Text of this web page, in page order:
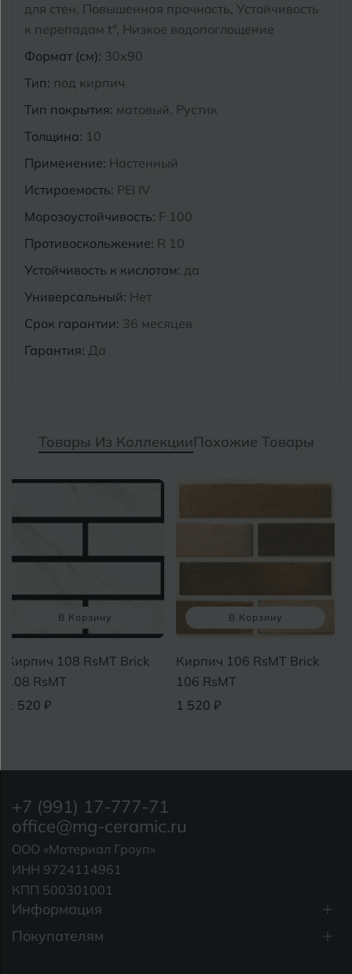
для стен, Повышенная прочность, Устойчивость
к перепадам t°, Низкое водопоглощение
Формат (см): 30x90
Тип: под кирпич
Тип покрытия: матовый, Рустик
Толщина: 10
Применение: Настенный
Истираемость: PEI IV
Морозоустойчивость: F 100
Противоскольжение: R 10
Устойчивость к кислотам: да
Универсальный: Нет
Срок гарантии: 36 месяцев
Гарантия: Да
Товары Из КоллекцииПохожие Товары
В Корзину
Кирпич 108 RsMT Brick
108 RsMT
1 520 ₽
В Корзину
Кирпич 106 RsMT Brick
106 RsMT
1 520 ₽
Информация
Покупателям
+7 (991) 17-777-71
office@mg-ceramic.ru
ООО «Материал Гроуп»
ИНН 9724114961
КПП 500301001
Майкоп
Муром
Э